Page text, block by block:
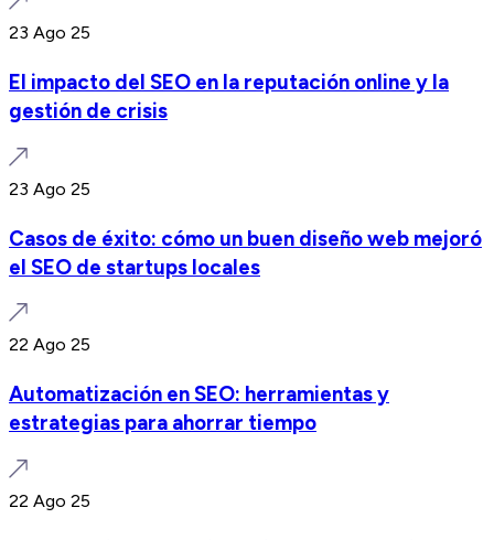
23 Ago 25
El impacto del SEO en la reputación online y la
gestión de crisis
23 Ago 25
Casos de éxito: cómo un buen diseño web mejoró
el SEO de startups locales
22 Ago 25
Automatización en SEO: herramientas y
estrategias para ahorrar tiempo
22 Ago 25